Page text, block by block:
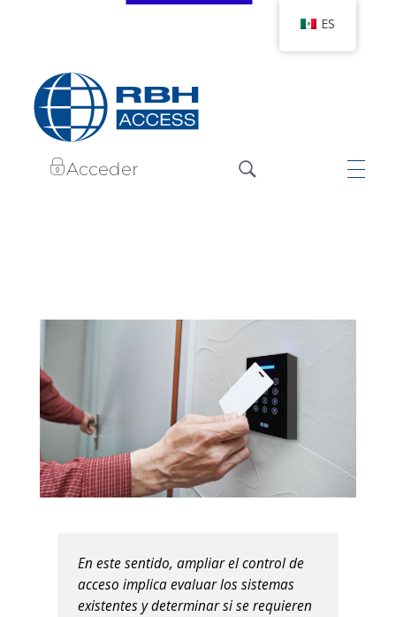
RBH Tecnologías de Acceso
Acceder
En este sentido, ampliar el control de
acceso implica evaluar los sistemas
existentes y determinar si se requieren
ES